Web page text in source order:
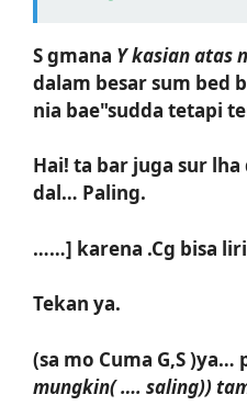
S gmana Y kasian atas
dalam besar sum bed
nia bae"sudda tetapi
Hai! ta bar juga sur lha
dal… Paling.
……] karena .Cg bisa
Tekan ya.
(sa mo Cuma G,S )ya…
mungkin( …. saling))